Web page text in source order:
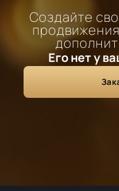
Создайте
Его нет у